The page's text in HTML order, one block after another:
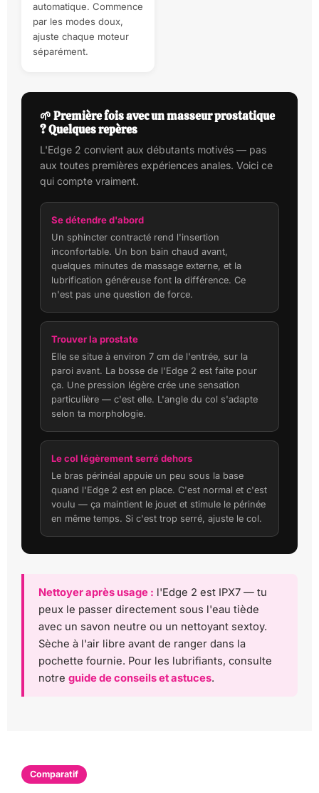
automatique. Commence
par les modes doux,
ajuste chaque moteur
séparément.
🌱 Première fois avec un masseur prostatique
? Quelques repères
L'Edge 2 convient aux débutants motivés — pas
aux toutes premières expériences anales. Voici ce
qui compte vraiment.
Se détendre d'abord
Un sphincter contracté rend l'insertion
inconfortable. Un bon bain chaud avant,
quelques minutes de massage externe, et la
lubrification généreuse font la différence. Ce
n'est pas une question de force.
Trouver la prostate
Elle se situe à environ 7 cm de l'entrée, sur la
paroi avant. La bosse de l'Edge 2 est faite pour
ça. Une pression légère crée une sensation
particulière — c'est elle. L'angle du col s'adapte
selon ta morphologie.
Le col légèrement serré dehors
Le bras périnéal appuie un peu sous la base
quand l'Edge 2 est en place. C'est normal et c'est
voulu — ça maintient le jouet et stimule le périnée
en même temps. Si c'est trop serré, ajuste le col.
Nettoyer après usage : l'Edge 2 est IPX7 — tu
peux le passer directement sous l'eau tiède
avec un savon neutre ou un nettoyant sextoy.
Sèche à l'air libre avant de ranger dans la
pochette fournie. Pour les lubrifiants, consulte
notre guide de conseils et astuces.
Comparatif